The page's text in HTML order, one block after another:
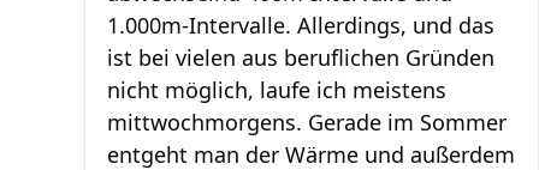
1.000m-Intervalle. Allerdings, und das
ist bei vielen aus beruflichen Gründen
nicht möglich, laufe ich meistens
mittwochmorgens. Gerade im Sommer
entgeht man der Wärme und außerdem